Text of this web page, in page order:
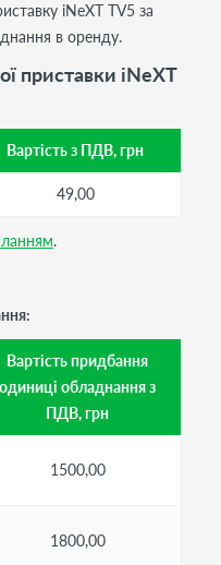
iNeXT TV5 за
в оренду.
приставки iNeXT
Вартість з ПДВ, грн
49,00
.
Вартість придбання
одиниці обладнання з
ПДВ, грн
1500,00
1800,00